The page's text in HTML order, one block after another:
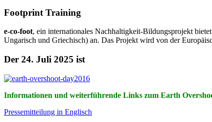
Footprint Training
e-co-foot, ein internationales Nachhaltigkeit-Bildungsprojekt
Ungarisch und Griechisch) an. Das Projekt wird von der
Der 24. Juli 2025 ist
Informationen und weiterführende Links zum Earth
Pressemitteilung in Englisch